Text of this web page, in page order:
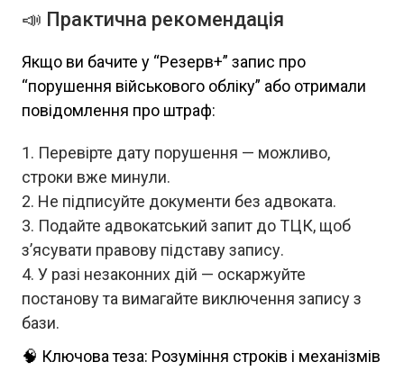
📣 Практична рекомендація
Якщо ви бачите у “Резерв+” запис про
“порушення військового обліку” або отримали
повідомлення про штраф:
Перевірте дату порушення — можливо,
строки вже минули.
Не підписуйте документи без адвоката.
Подайте адвокатський запит до ТЦК, щоб
з’ясувати правову підставу запису.
У разі незаконних дій — оскаржуйте
постанову та вимагайте виключення запису з
бази.
🧠 Ключова теза: Розуміння строків і механізмів